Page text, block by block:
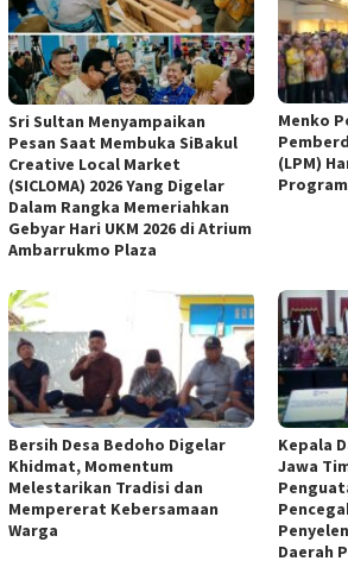
Sri Sultan Menyampaikan
Pesan Saat Membuka SiBakul
Creative Local Market
(SICLOMA) 2026 Yang Digelar
Dalam Rangka Memeriahkan
Gebyar Hari UKM 2026 di Atrium
Ambarrukmo Plaza
Menko
(LPM)
Bersih Desa Bedoho Digelar
Khidmat, Momentum
Melestarikan Tradisi dan
Mempererat Kebersamaan
Warga
Kepala
Jawa
Daerah